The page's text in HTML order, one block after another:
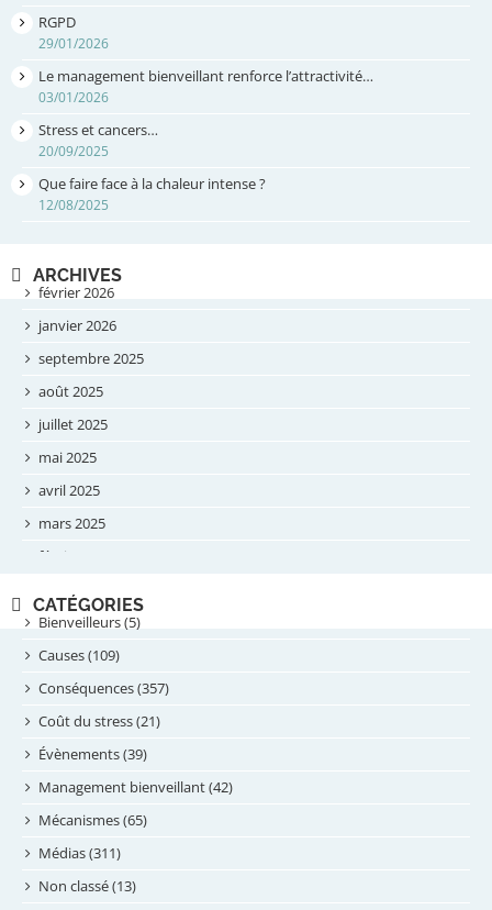
RGPD
29/01/2026
Le management bienveillant renforce l’attractivité…
03/01/2026
Stress et cancers…
20/09/2025
Que faire face à la chaleur intense ?
12/08/2025
ARCHIVES
février 2026
janvier 2026
septembre 2025
août 2025
juillet 2025
mai 2025
avril 2025
mars 2025
février 2025
septembre 2024
août 2024
juillet 2024
juin 2024
mai 2024
avril 2024
février 2024
janvier 2024
novembre 2023
CATÉGORIES
Bienveilleurs (5)
Causes (109)
Conséquences (357)
Coût du stress (21)
Évènements (39)
Management bienveillant (42)
Mécanismes (65)
Médias (311)
Non classé (13)